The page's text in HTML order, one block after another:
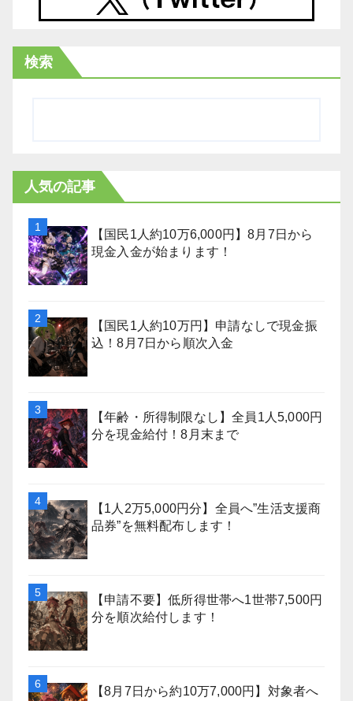
検索
人気の記事
【国民1人約10万6,000円】8月7日から
現金入金が始まります！
【国民1人約10万円】申請なしで現金振
込！8月7日から順次入金
【年齢・所得制限なし】全員1人5,000円
分を現金給付！8月末まで
【1人2万5,000円分】全員へ”生活支援商
品券”を無料配布します！
【申請不要】低所得世帯へ1世帯7,500円
分を順次給付します！
【8月7日から約10万7,000円】対象者へ